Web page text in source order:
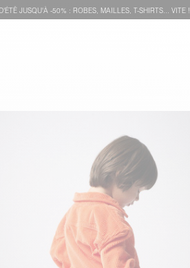
JUSQU'À -50% : ROBES, MAILLES, T-SHIRTS... VITE !